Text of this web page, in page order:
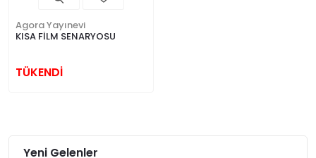
Agora Yayınevi
KISA FİLM SENARYOSU
TÜKENDİ
Yeni Gelenler